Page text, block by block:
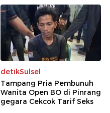
detikSulsel
Tampang Pria Pembunuh
Wanita Open BO di Pinrang
gegara Cekcok Tarif Seks